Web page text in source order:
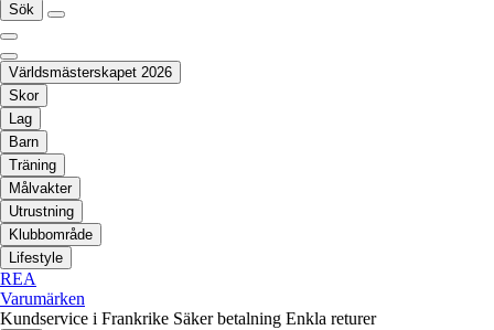
Sök
Världsmästerskapet 2026
Skor
Lag
Barn
Träning
Målvakter
Utrustning
Klubbområde
Lifestyle
REA
Varumärken
Kundservice i Frankrike Säker betalning Enkla returer